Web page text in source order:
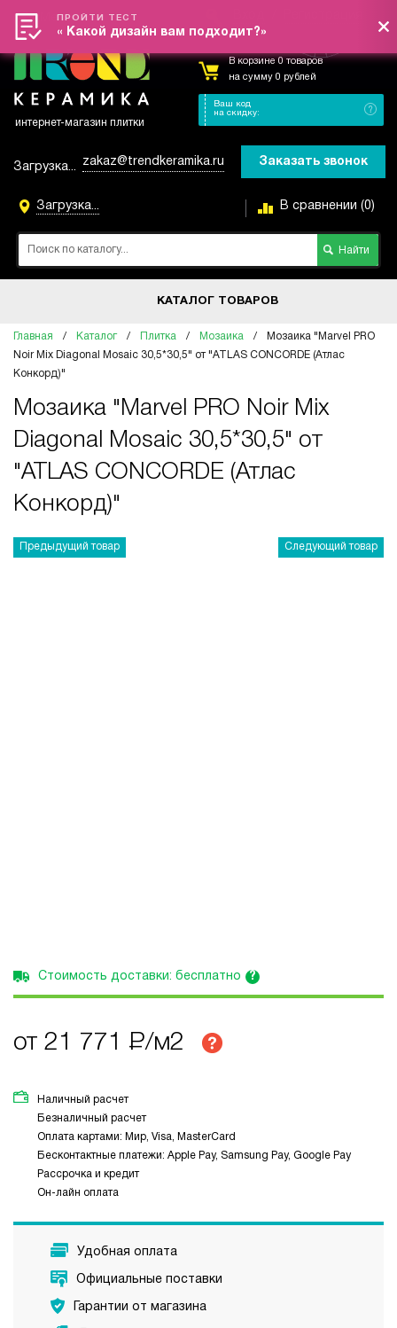
ПРОЙТИ ТЕСТ
« Какой дизайн вам подходит?»
Меню
интернет-магазин плитки
Загрузка... zakaz@trendkeramika.ru Заказать звонок
Загрузка... В сравнении (0)
В корзине 0 товаров
на сумму 0 рублей
Ваш код
на скидку:
КАТАЛОГ ТОВАРОВ
Главная / Каталог / Плитка / Мозаика /
Мозаика "Marvel PRO
Noir Mix Diagonal Mosaic 30,5*30,5" от "ATLAS CONCORDE (Атлас
Конкорд)"
Мозаика "Marvel PRO Noir Mix
Diagonal Mosaic 30,5*30,5" от
"ATLAS CONCORDE (Атлас
Конкорд)"
Предыдущий товар Следующий товар
Стоимость доставки: бесплатно ?
от 21 771 Р/м2
Наличный расчет
Безналичный расчет
Оплата картами: Мир, Visa, MasterCard
Бесконтактные платежи: Apple Pay, Samsung Pay, Google Pay
Рассрочка и кредит
Он-лайн оплата
Удобная оплата
Официальные поставки
Гарантии от магазина